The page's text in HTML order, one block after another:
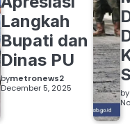
Langkah
Bupati dan
Dinas PU
bymetronews2
December 5, 2025
by